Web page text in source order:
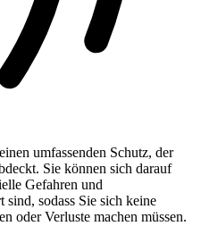
umfassenden Schutz, der
Sie können sich darauf
Gefahren und
sind, sodass Sie sich keine
oder Verluste machen müssen.